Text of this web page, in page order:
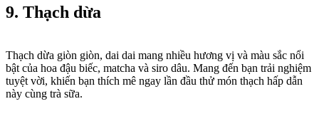
9. Thạch dừa
Thạch dừa giòn giòn, dai dai mang nhiều hương vị và màu sắc nổi
bật của hoa đậu biếc, matcha và siro dâu. Mang đến bạn trải nghiệm
tuyệt vời, khiến bạn thích mê ngay lần đầu thử món thạch hấp dẫn
này cùng trà sữa.